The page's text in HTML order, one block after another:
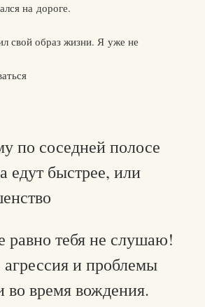
на дороге.
свой образ жизни. Я уже не
по соседней полосе
едут быстрее, или
равно тебя не слушаю!
и проблемы
время вождения.